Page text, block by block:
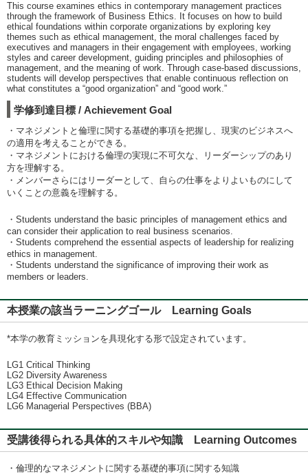
This course examines ethics in contemporary management practices
through the framework of Business Ethics. It focuses on how to build
ethical foundations within corporate organizations by exploring key
themes such as ethical management, the moral challenges faced by
executives and managers in their engagement with employees, working
styles and career development, guiding principles and philosophies of
management, and the meaning of work. Through case-based discussions,
students will develop perspectives that enable continuous reflection on
what constitutes a “good organization” and “good work.”
学修到達目標 / Achievement Goal
・マネジメントと倫理に関する基礎的事項を把握し、現実のビジネスへ
の適用を考えることができる。
・マネジメントにおける倫理の実現に不可欠な、リーダーシップのあり
方を理解する。
・メンバーさらにはリーダーとして、自らの仕事をよりよいものにして
いくことの意義を理解する。
・Students understand the basic principles of management ethics and
can consider their application to real business scenarios.
・Students comprehend the essential aspects of leadership for realizing
ethics in management.
・Students understand the significance of improving their work as
members or leaders.
本授業の該当ラーニングゴール Learning Goals
*本学の教育ミッションを具現化する形で設定されています。
LG1 Critical Thinking
LG2 Diversity Awareness
LG3 Ethical Decision Making
LG4 Effective Communication
LG6 Managerial Perspectives (BBA)
受講後得られる具体的スキルや知識 Learning Outcomes
・倫理的なマネジメントに関する基礎的事項に関する知識